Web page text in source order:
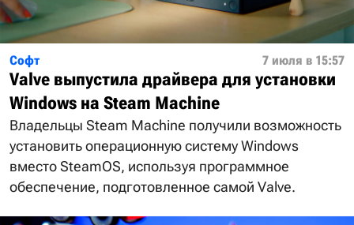
Софт 7 июля в 15:57
Valve выпустила драйвера для установки
Windows на Steam Machine
Владельцы Steam Machine получили возможность
установить операционную систему Windows
вместо SteamOS, используя программное
обеспечение, подготовленное самой Valve.